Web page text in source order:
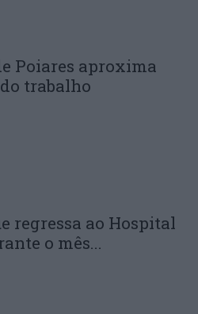
Poiares aproxima
trabalho
regressa ao Hospital
o mês...